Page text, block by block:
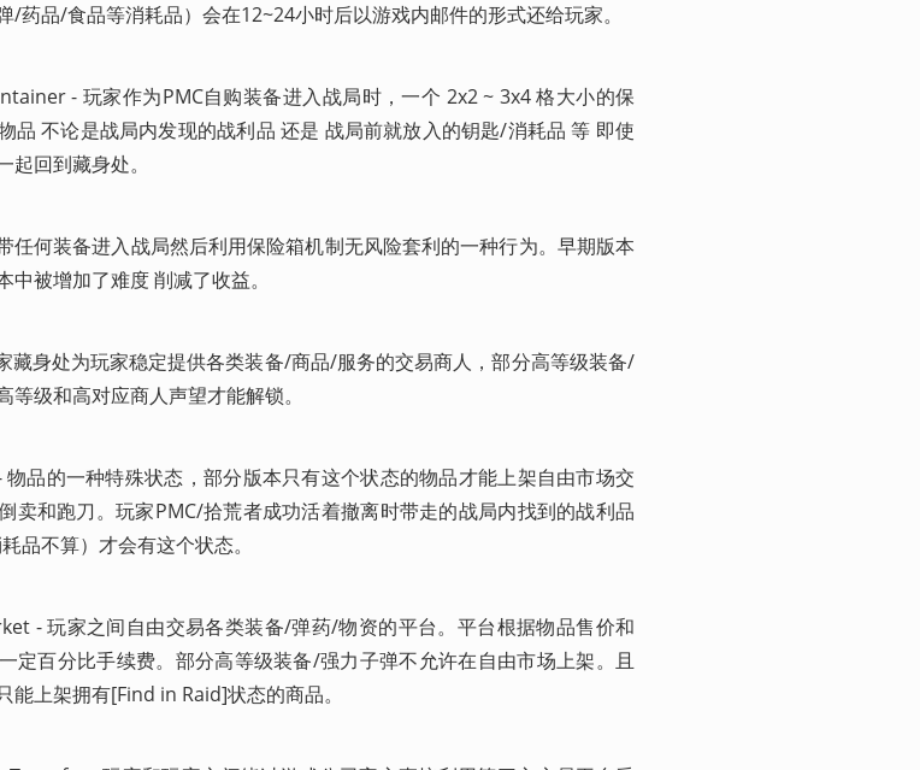
/药品/食品等消耗品）会在12~24小时后以游戏内邮件的形式还给玩家。
- 玩家作为PMC自购装备进入战局时，一个 2x2 ~ 3x4 格大小的保
品 不论是战局内发现的战利品 还是 战局前就放入的钥匙/消耗品 等 即使
回到藏身处。
任何装备进入战局然后利用保险箱机制无风险套利的一种行为。早期版本
中被增加了难度 削减了收益。
藏身处为玩家稳定提供各类装备/商品/服务的交易商人，部分高等级装备/
等级和高对应商人声望才能解锁。
物品的一种特殊状态，部分版本只有这个状态的物品才能上架自由市场交
卖和跑刀。玩家PMC/拾荒者成功活着撤离时带走的战局内找到的战利品
品不算）才会有这个状态。
- 玩家之间自由交易各类装备/弹药/物资的平台。平台根据物品售价和
定百分比手续费。部分高等级装备/强力子弹不允许在自由市场上架。且
能上架拥有[Find in Raid]状态的商品。